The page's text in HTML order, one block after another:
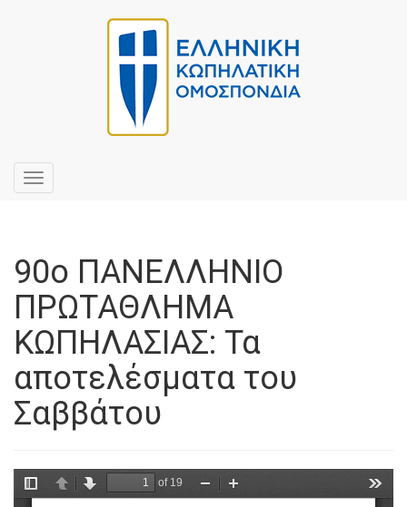
Toggle
navigation
90o ΠΑΝΕΛΛΗΝΙΟ
ΠΡΩΤΑΘΛΗΜΑ
ΚΩΠΗΛΑΣΙΑΣ: Τα
αποτελέσματα του
Σαββάτου